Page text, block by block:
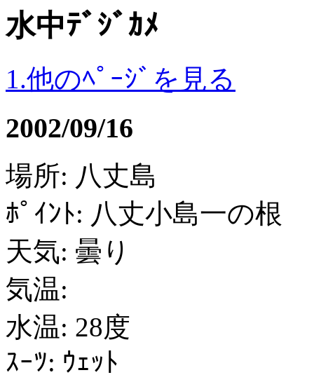
水中ﾃﾞｼﾞｶﾒ
1.他のﾍﾟｰｼﾞを見る
2002/09/16
場所: 八丈島
ﾎﾟｲﾝﾄ: 八丈小島一の根
天気: 曇り
気温:
水温: 28度
ｽｰﾂ: ｳｪｯﾄ